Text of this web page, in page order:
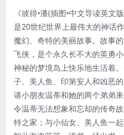
《彼得•潘(插图•中文导读英文
是20世纪世界上最伟大的神话
魔幻、奇特的美丽故事。故事
飞侠，是个永久长不大的英勇
神秘的梦境岛上快乐地生活着
子、美人鱼、印第安人和凶恶
请小朋友温蒂和她的两个弟弟
令温蒂无法想象和忘却的传奇
特之家；与小仙女、美人鱼一